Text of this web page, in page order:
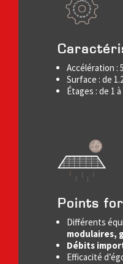
Accélération :
Surface : de
Étages : de 1
Points
Différents
modulaires,
Débits
Efficacité